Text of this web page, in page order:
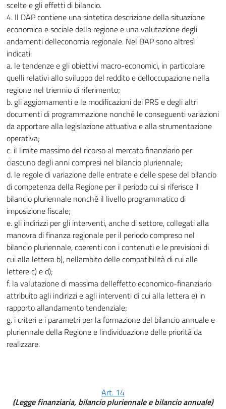
scelte e gli effetti di bilancio.
4. Il DAP contiene una sintetica descrizione della situazione
economica e sociale della regione e una valutazione degli
andamenti delleconomia regionale. Nel DAP sono altresì
indicati:
a. le tendenze e gli obiettivi macro-economici, in particolare
quelli relativi allo sviluppo del reddito e delloccupazione nella
regione nel triennio di riferimento;
b. gli aggiornamenti e le modificazioni dei PRS e degli altri
documenti di programmazione nonché le conseguenti variazioni
da apportare alla legislazione attuativa e alla strumentazione
operativa;
c. il limite massimo del ricorso al mercato finanziario per
ciascuno degli anni compresi nel bilancio pluriennale;
d. le regole di variazione delle entrate e delle spese del bilancio
di competenza della Regione per il periodo cui si riferisce il
bilancio pluriennale nonché il livello programmatico di
imposizione fiscale;
e. gli indirizzi per gli interventi, anche di settore, collegati alla
manovra di finanza regionale per il periodo compreso nel
bilancio pluriennale, coerenti con i contenuti e le previsioni di
cui alla lettera b), nellambito delle compatibilità di cui alle
lettere c) e d);
f. la valutazione di massima delleffetto economico-finanziario
attribuito agli indirizzi e agli interventi di cui alla lettera e) in
rapporto allandamento tendenziale;
g. i criteri e i parametri per la formazione del bilancio annuale e
pluriennale della Regione e lindividuazione delle priorità da
realizzare.
Art. 14
(Legge finanziaria, bilancio pluriennale e bilancio annuale)